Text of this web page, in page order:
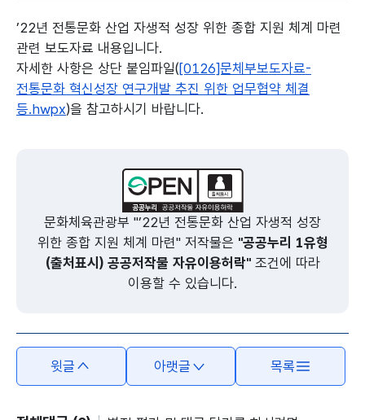
’22년 전통문화 산업 자생적 성장 위한 종합 지원 체계 마련
관련 보도자료 내용입니다.
자세한 사항은 상단 붙임파일([0126]문체부보도자료-
전통문화 혁신성장 연구개발 추진 위한 업무협약 체결
등.hwpx)을 참고하시기 바랍니다.
문화체육관광부 "’22년 전통문화 산업 자생적 성장
위한 종합 지원 체계 마련" 저작물은 "공공누리 1유형
(출처표시) 공공저작물 자유이용허락"조건에 따라
이용할 수 있습니다.
윗글 아랫글 목록